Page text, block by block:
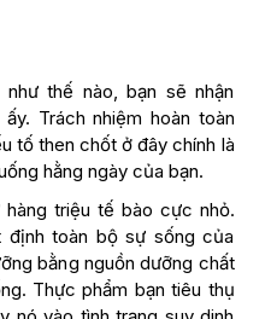
thế nào, bạn sẽ nhận
Trách nhiệm hoàn toàn
tố then chốt ở đây chính là
hằng ngày của bạn.
triệu tế bào cực nhỏ.
định toàn bộ sự sống của
bằng nguồn dưỡng chất
Thực phẩm bạn tiêu thụ